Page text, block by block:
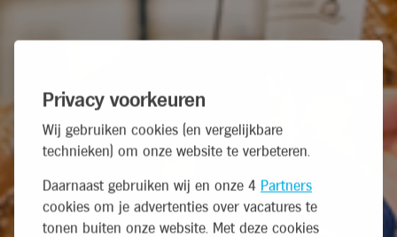
Privacy voorkeuren
Wij gebruiken cookies (en vergelijkbare
technieken) om onze website te verbeteren.
Daarnaast gebruiken wij en onze 4 Partners
cookies om je advertenties over vacatures te
tonen buiten onze website. Met deze cookies